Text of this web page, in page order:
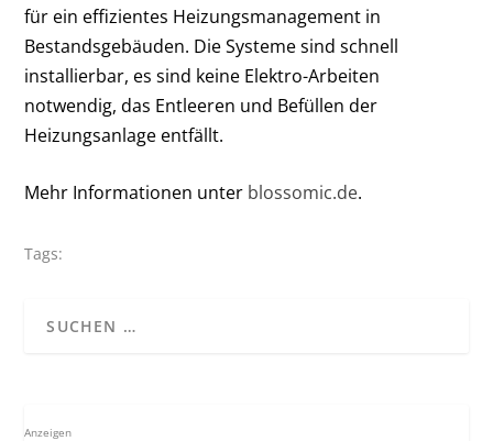
für ein effizientes Heizungsmanagement in
Bestandsgebäuden. Die Systeme sindschnell
installierbar, es sind keine Elektro-Arbeiten
notwendig, das Entleeren und Befüllen der
Heizungsanlage entfällt.
Mehr Informationen unter blossomic.de.
Tags:
Anzeigen